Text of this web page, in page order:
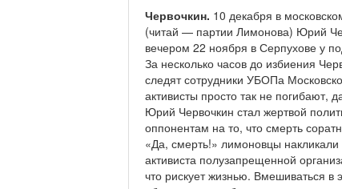
Червочкин. 10 декабря в
(читай — партии Лимонова) Юрий
вечером 22 ноября в Серпухове у
За несколько часов до избиения
следят сотрудники УБОПа
активисты просто так не погибают,
Юрий Червочкин стал жертвой
оппонентам на то, что смерть
«Да, смерть!» лимоновцы
активиста полузапрещенной
что рискует жизнью. Вмешиваться в